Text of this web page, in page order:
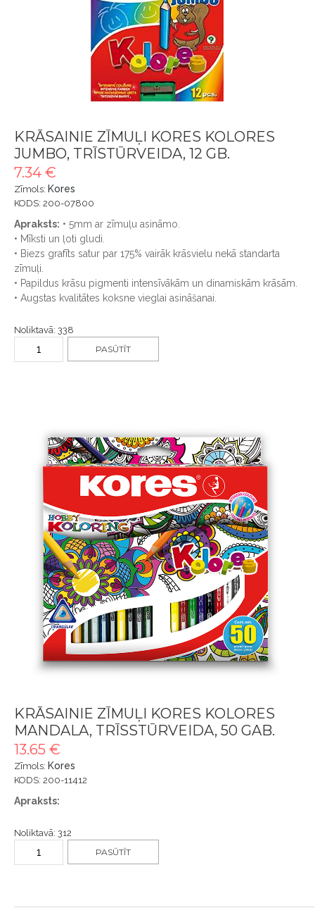
KRĀSAINIE ZĪMUĻI KORES KOLORES
JUMBO, TRĪSTŪRVEIDA, 12 GB.
7.34 €
Zīmols: Kores
KODS: 200-07800
Apraksts: • 5mm ar zīmuļu asināmo.
• Mīksti un ļoti gludi.
• Biezs grafīts satur par 175% vairāk krāsvielu nekā standarta
zīmuļi.
• Papildus krāsu pigmenti intensīvākām un dinamiskām krāsām.
• Augstas kvalitātes koksne vieglai asināšanai.
Noliktavā: 338
PASŪTĪT
KRĀSAINIE ZĪMUĻI KORES KOLORES
MANDALA, TRĪSSTŪRVEIDA, 50 GAB.
13.65 €
Zīmols: Kores
KODS: 200-11412
Apraksts:
Noliktavā: 312
PASŪTĪT